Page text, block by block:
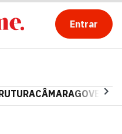
Entrar
CÂMARAGOVERNO